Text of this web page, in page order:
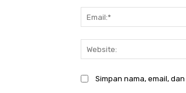
Simpan nama, email,